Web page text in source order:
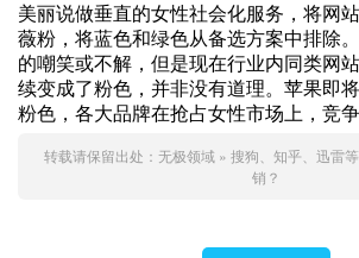
美丽说做垂直的女性社会化服务，将网
薇粉，将蓝色和绿色从备选方案中排除
的嘲笑或不解，但是现在行业内同类网
续变成了粉色，并非没有道理。苹果即
粉色，各大品牌在抢占女性市场上，竞争
转载请保留出处： 无极领域 » 搜狗、知乎、迅雷
销？